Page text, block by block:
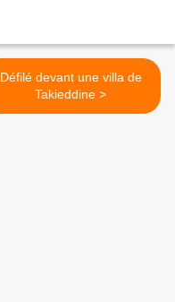
Défilé devant une villa de
Takieddine >